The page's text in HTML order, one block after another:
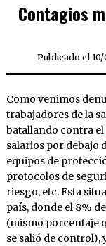
Contagios
Publicado el
Como venimos
trabajadores de la
batallando contra el
salarios por debajo
equipos de
protocolos de
riesgo, etc. Esta
país, donde el 8%
(mismo porcentaje
se salió de control),